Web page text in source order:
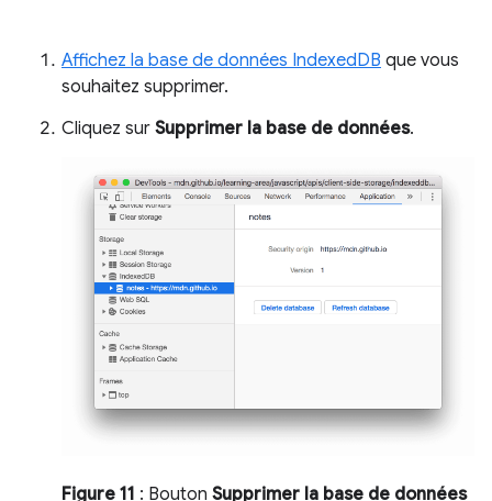
Affichez la base de données IndexedDB que vous
souhaitez supprimer.
Cliquez sur Supprimer la base de données.
Figure 11 : Bouton Supprimer la base de données